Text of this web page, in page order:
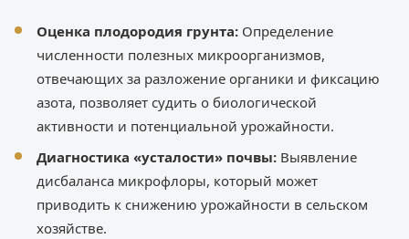
Оценка плодородия грунта: Определение
численности полезных микроорганизмов,
отвечающих за разложение органики и фиксацию
азота, позволяет судить о биологической
активности и потенциальной урожайности.
Диагностика «усталости» почвы: Выявление
дисбаланса микрофлоры, который может
приводить к снижению урожайности в сельском
хозяйстве.